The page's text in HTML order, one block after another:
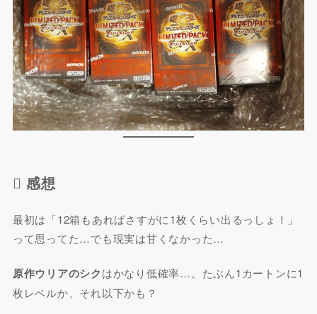
 感想
最初は「12箱もあればさすがに1枚くらい出るっしょ！」
って思ってた…でも現実は甘くなかった…
原作ウリアのシクはかなり低確率…。たぶん1カートンに1
枚レベルか、それ以下かも？